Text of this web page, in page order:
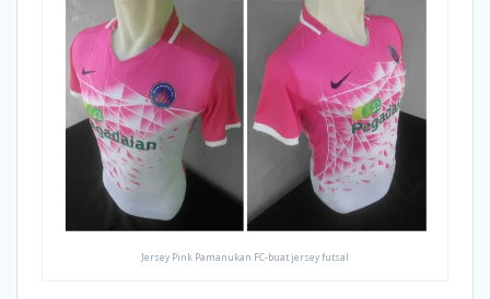
Jersey Pink Pamanukan FC-buat jersey futsal